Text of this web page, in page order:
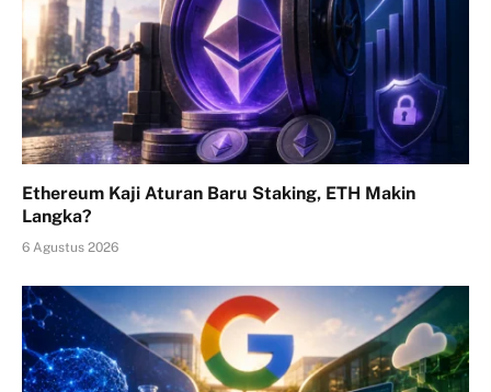
Ethereum Kaji Aturan Baru Staking, ETH Makin
Langka?
6 Agustus 2026